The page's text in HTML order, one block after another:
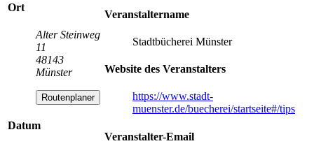
Ort
Alter Steinweg
11
48143
Münster
Routenplaner
Datum
Veranstaltername
Stadtbücherei Münster
Website des Veranstalters
https://www.stadt-
muenster.de/buecherei/startseite#/tips
Veranstalter-Email